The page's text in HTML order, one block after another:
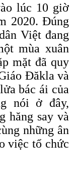
lúc 10 giờ
2020. Đúng
Việt đang
mùa xuân
mặt đã quy
Đăkla và
bác ái của
nói ở đây,
hăng say và
những ân
việc tổ chức